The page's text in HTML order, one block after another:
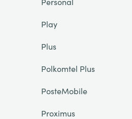
Play
Plus
Polkomtel Plus
PosteMobile
Proximus